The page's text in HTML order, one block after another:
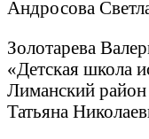
Андросова
Золотарева
«Детская школа
Лиманский
Татьяна